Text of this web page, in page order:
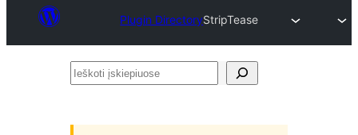
Plugin DirectoryStripTease
Ieškoti